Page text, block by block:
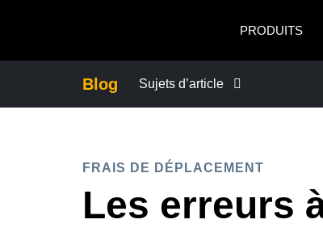
PRODUITS
Blog Sujets d’article
CONTINUITÉ DES AFFAIRES
FRAIS DE DÉPLACEMENT
Les erreurs